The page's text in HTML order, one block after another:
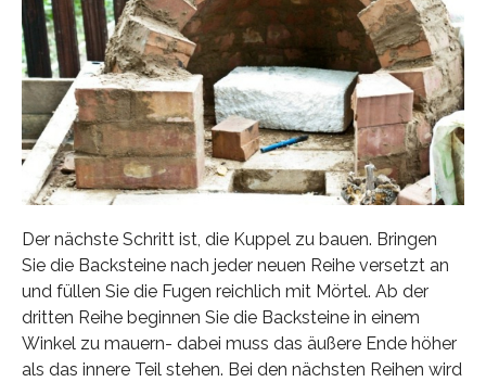
Der nächste Schritt ist, die Kuppel zu bauen. Bringen
Sie die Backsteine nach jeder neuen Reihe versetzt an
und füllen Sie die Fugen reichlich mit Mörtel. Ab der
dritten Reihe beginnen Sie die Backsteine in einem
Winkel zu mauern- dabei muss das äußere Ende höher
als das innere Teil stehen. Bei den nächsten Reihen wird